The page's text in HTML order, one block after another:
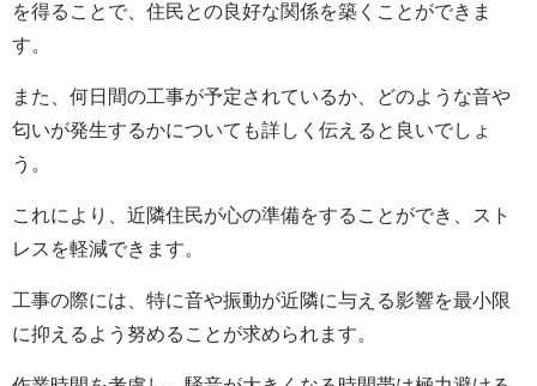
を得ることで、住民との良好な関係を築くことができま
す。
また、何日間の工事が予定されているか、どのような音や
匂いが発生するかについても詳しく伝えると良いでしょ
う。
これにより、近隣住民が心の準備をすることができ、スト
レスを軽減できます。
工事の際には、特に音や振動が近隣に与える影響を最小限
に抑えるよう努めることが求められます。